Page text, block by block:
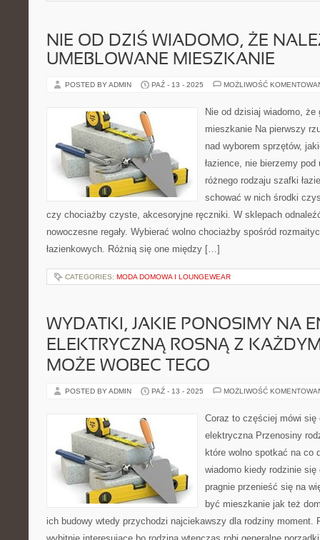
NIE OD DZIŚ WIADOMO, ŻE
UMEBLOWANE MIESZKANIE
POSTED BY ADMIN PAŹ - 13 - 2025 MOŻLIWOŚĆ
Nie od dzisiaj wiadomo, że
mieszkanie Na pierwszy
nad wyborem sprzętów,
łazience, nie bierzemy
różnego rodzaju szafki
schować w nich środki
czy chociażby czyste, akcesoryjne ręczniki. W sklepach
nowoczesne regały. Wybierać wolno chociażby spośród
łazienkowych. Różnią się one między […]
CATEGORIES: MODA DOMOWA I LOUNGEWEAR
WYDATKI, JAKIE PONOSIMY NA
ELEKTRYCZNĄ ROSNĄ Z
MOŻE WOBEC TEGO
POSTED BY ADMIN PAŹ - 13 - 2025 MOŻLIWOŚĆ
Coraz to częściej mówi
elektryczna Przenosiny
które wolno spotkać na co
wiadomo kiedy rodzinie
pragnie przenieść się na
być mieszkanie jak też
ich budowy wtedy przychodzi najciekawszy dla rodziny moment.